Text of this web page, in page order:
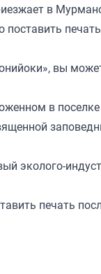
в
поставить
вы
в
эколого-
печать